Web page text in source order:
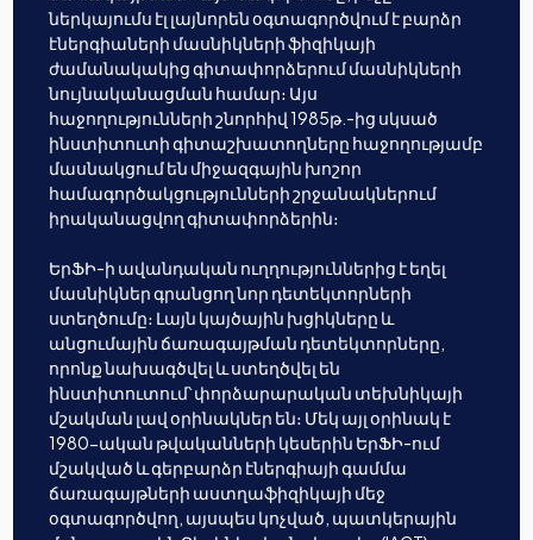
ներկայումս էլ լայնորեն օգտագործվում է բարձր
էներգիաների մասնիկների ֆիզիկայի
ժամանակակից գիտափորձերում մասնիկների
նույնականացման համար։ Այս
հաջողությունների շնորհիվ 1985թ.-ից սկսած
ինստիտուտի գիտաշխատողները հաջողությամբ
մասնակցում են միջազգային խոշոր
համագործակցությունների շրջանակներում
իրականացվող գիտափորձերին։
ԵրՖԻ-ի ավանդական ուղղություններից է եղել
մասնիկներ գրանցող նոր դետեկտորների
ստեղծումը։ Լայն կայծային խցիկները և
անցումային ճառագայթման դետեկտորները,
որոնք նախագծվել և ստեղծվել են
ինստիտուտում՝ փորձարարական տեխնիկայի
մշակման լավ օրինակներ են։ Մեկ այլ օրինակ է
1980-ական թվականների կեսերին ԵրՖԻ-ում
մշակված և գերբարձր էներգիայի գամմա
ճառագայթների աստղաֆիզիկայի մեջ
օգտագործվող, այսպես կոչված, պատկերային